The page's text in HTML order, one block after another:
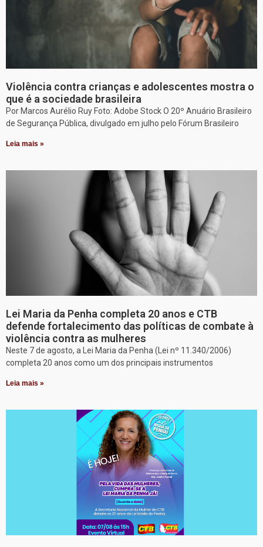
Violência contra crianças e adolescentes mostra o
que é a sociedade brasileira
Por Marcos Aurélio Ruy Foto: Adobe Stock O 20º Anuário Brasileiro
de Segurança Pública, divulgado em julho pelo Fórum Brasileiro
Leia mais »
Lei Maria da Penha completa 20 anos e CTB
defende fortalecimento das políticas de combate à
violência contra as mulheres
Neste 7 de agosto, a Lei Maria da Penha (Lei nº 11.340/2006)
completa 20 anos como um dos principais instrumentos
Leia mais »